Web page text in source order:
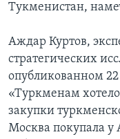
Тукменистан,
Аждар Куртов,
стратегических
опубликованном 22
«Туркменам
закупки
Москва покупала